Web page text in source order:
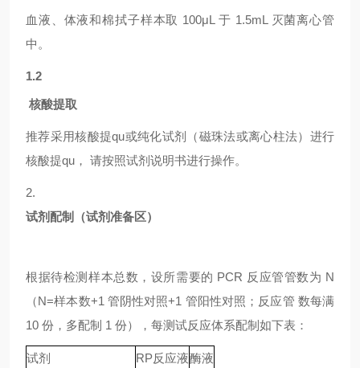
血液、体液和棉拭子样本取 100μL 于 1.5mL 灭菌离心管
中。
1.2
核酸提取
推荐采用核酸提qu或纯化试剂（磁珠法或离心柱法）进行
核酸提qu， 请按照试剂说明书进行操作。
2.
试剂配制（试剂准备区）
根据待检测样本总数，设所需要的 PCR 反应管管数为 N
（N=样本数+1 管阴性对照+1 管阳性对照；反应管 数每满
10 份，多配制 1 份），每测试反应体系配制如下表：
试剂 RP反应液酶液